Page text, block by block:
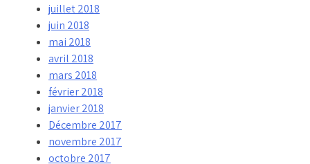
juillet 2018
juin 2018
mai 2018
avril 2018
mars 2018
février 2018
janvier 2018
Décembre 2017
novembre 2017
octobre 2017